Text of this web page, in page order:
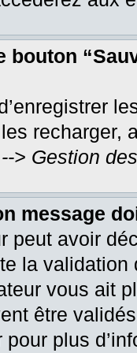
bouton
recharger,
> Gestion
message
peut avoir
la
vous ait
être
pour plus